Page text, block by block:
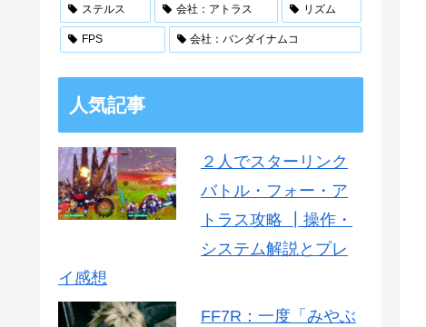
ステルス 会社：アトラス リズム
FPS 会社：バンダイナムコ
人気記事
２人でスターリンク
バトル・フォー・ア
トラス攻略 ┃操作・
システム解説とプレ
イ感想
FF7R：一度「みやぶ